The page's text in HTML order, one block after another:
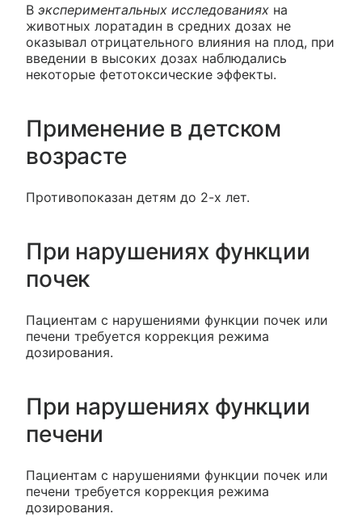
В экспериментальных исследованиях на
животных лоратадин в средних дозах не
оказывал отрицательного влияния на плод, при
введении в высоких дозах наблюдались
некоторые фетотоксические эффекты.
Применение в детском
возрасте
Противопоказан детям до 2-х лет.
При нарушениях функции
почек
Пациентам с нарушениями функции почек или
печени требуется коррекция режима
дозирования.
При нарушениях функции
печени
Пациентам с нарушениями функции почек или
печени требуется коррекция режима
дозирования.